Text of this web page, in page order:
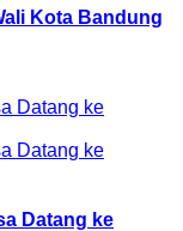
Kota Bandung
Datang ke